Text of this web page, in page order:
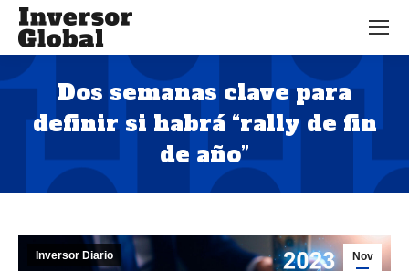
Dos semanas clave para
definir si habrá “rally de fin
de año”
Estás aquí:
Nov
Inversor Diario